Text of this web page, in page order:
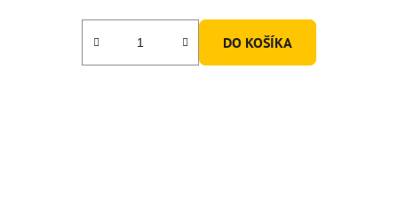
DO KOŠÍKA